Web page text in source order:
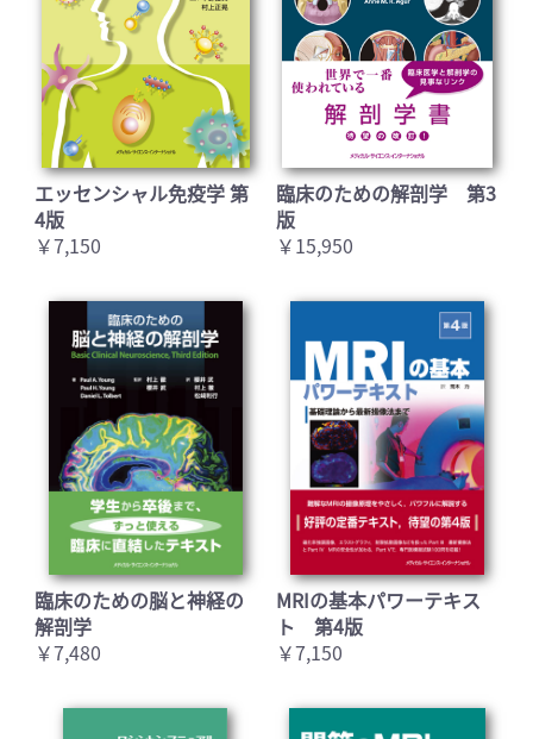
エッセンシャル免疫学 第
4版
￥7,150
臨床のための解剖学 第3
版
￥15,950
臨床のための脳と神経の
解剖学
￥7,480
MRIの基本パワーテキス
ト 第4版
￥7,150